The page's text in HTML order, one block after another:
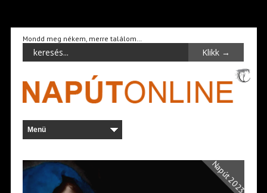
Mondd meg nékem, merre találom…
Napút 2023